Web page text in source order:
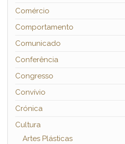
Comércio
Comportamento
Comunicado
Conferência
Congresso
Convívio
Crónica
Cultura
Artes Plásticas